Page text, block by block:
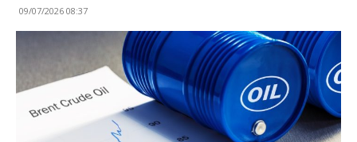
09/07/2026 08:37